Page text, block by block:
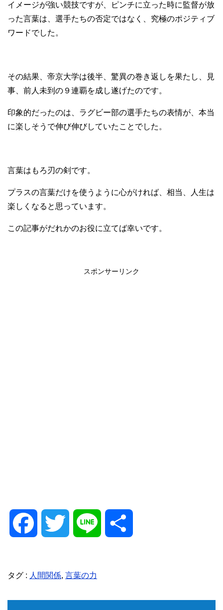
イメージが強い競技ですが、ピンチに立った時に監督が放
った言葉は、選手たちの否定ではなく、究極のポジティブ
ワードでした。
その結果、帝京大学は後半、驚異の巻き返しを果たし、見
事、前人未到の９連覇を成し遂げたのです。
印象的だったのは、ラグビー部の選手たちの表情が、本当
に楽しそうで伸び伸びしていたことでした。
言葉はもろ刃の剣です。
プラスの言葉だけを使うように心がければ、相当、人生は
楽しくなると思っています。
この記事がだれかのお役に立てば幸いです。
スポンサーリンク
c i
タグ : 人間関係, 言葉の力